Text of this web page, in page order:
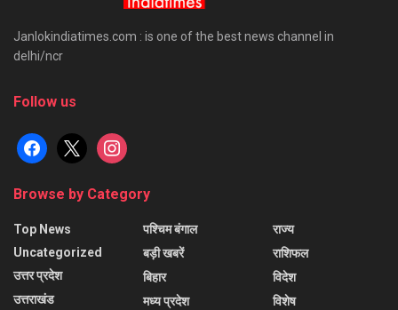
Janlokindiatimes.com : is one of the best news channel in
delhi/ncr
Follow us
facebook
x instagram
Browse by Category
Top News
Uncategorized
उत्तर प्रदेश
उत्तराखंड
पश्चिम बंगाल
बड़ी खबरें
बिहार
मध्य प्रदेश
राज्य
राशिफल
विदेश
विशेष